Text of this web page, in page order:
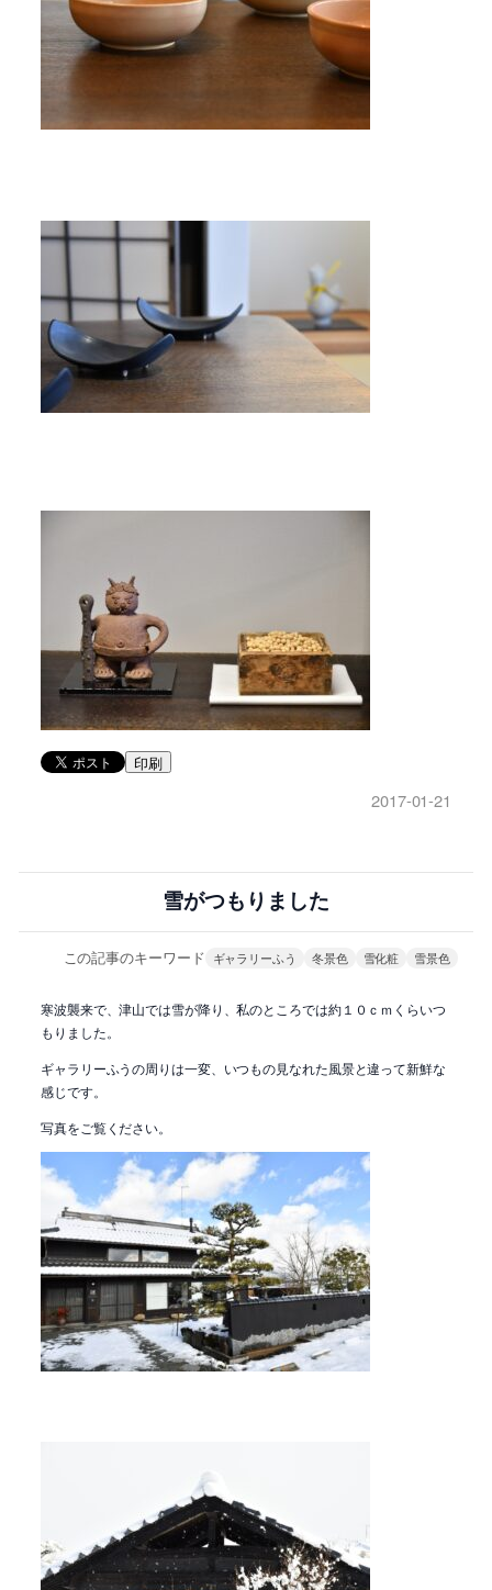
印刷
2017-01-21
雪がつもりました
この記事のキーワード ギャラリーふう 冬景色 雪化粧 雪景色
寒波襲来で、津山では雪が降り、私のところでは約１０ｃｍくらいつ
もりました。
ギャラリーふうの周りは一変、いつもの見なれた風景と違って新鮮な
感じです。
写真をご覧ください。